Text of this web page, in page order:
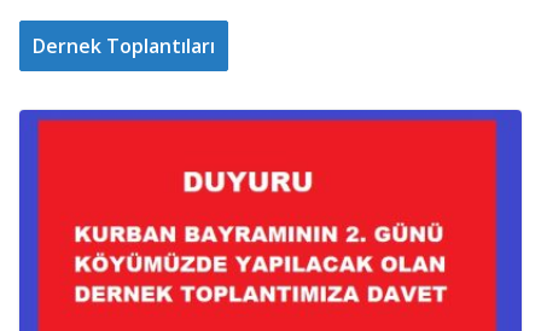
Dernek Toplantıları